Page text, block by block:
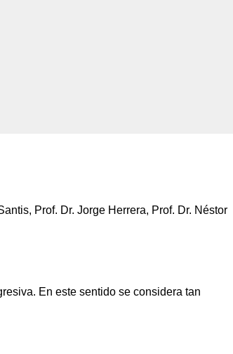
Prof. Dr. Jorge Herrera, Prof. Dr. Néstor
En este sentido se considera tan